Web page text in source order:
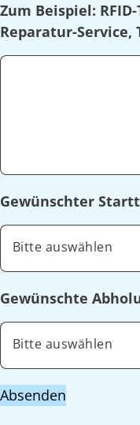
Zum Beispiel:
Reparatur-
Gewünschter
Bitte auswählen
Gewünschte
Bitte auswählen
Absenden